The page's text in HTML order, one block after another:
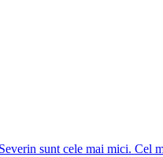
sunt cele mai mici. Cel